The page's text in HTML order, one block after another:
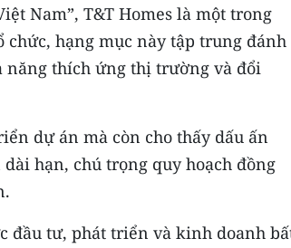
Nam”, T&T Homes là một trong
hạng mục này tập trung đánh
thích ứng thị trường và đổi
dự án mà còn cho thấy dấu ấn
hạn, chú trọng quy hoạch đồng
đầu tư, phát triển và kinh doanh